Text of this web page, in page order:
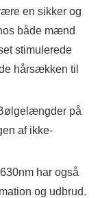
en sikker og
både mænd
stimulerede
hårsækken til
på
af ​​ikke-
har også
og udbrud.